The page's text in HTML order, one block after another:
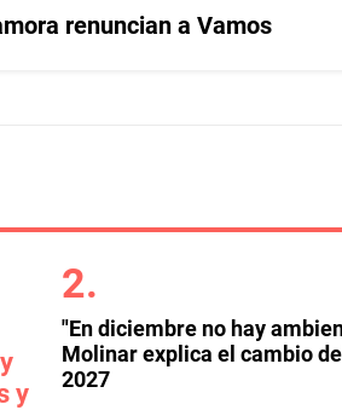
renuncian a Vamos
y
"En diciembre no hay
Molinar explica el cambio
2027